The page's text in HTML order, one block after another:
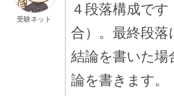
受験ネット
４段落構成で
合）。最終段落
結論を書いた場
論を書きます。